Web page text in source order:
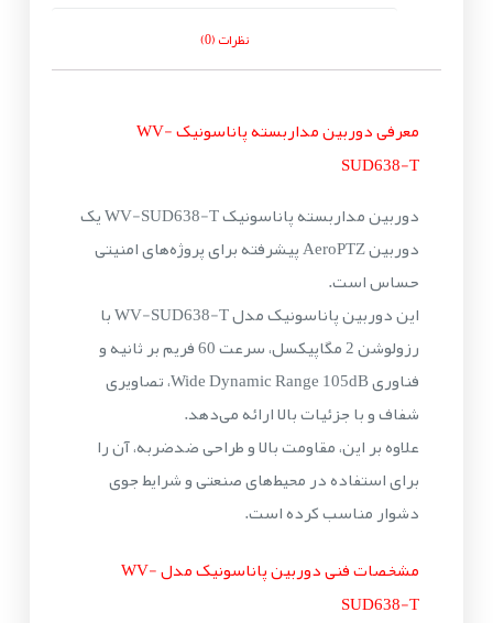
نظرات (0)
معرفی دوربین مداربسته پاناسونیک WV-
SUD638-T
دوربین مداربسته پاناسونیک WV-SUD638-T یک
دوربین AeroPTZ پیشرفته برای پروژه‌های امنیتی
حساس است.
این دوربین پاناسونیک مدل WV-SUD638-T با
رزولوشن 2 مگاپیکسل، سرعت 60 فریم بر ثانیه و
فناوری Wide Dynamic Range 105dB، تصاویری
شفاف و با جزئیات بالا ارائه می‌دهد.
علاوه بر این، مقاومت بالا و طراحی ضدضربه، آن را
برای استفاده در محیط‌های صنعتی و شرایط جوی
دشوار مناسب کرده است.
مشخصات فنی دوربین پاناسونیک مدل WV-
SUD638-T